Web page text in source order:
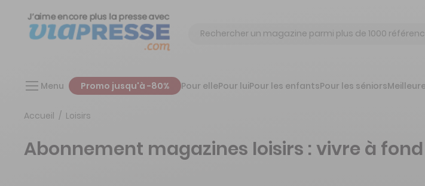
Chercher
Menu Promo jusqu'à -80% Pour ellePour luiPour les enfantsPour les séniors
Accueil Loisirs
Abonnement magazines loisirs : vivre à